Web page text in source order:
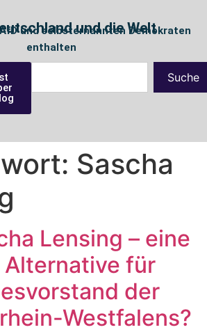
und die Welt
und selbsternannten Demokraten
enthalten
Suche
Sascha
Lensing – eine
Alternative für
der
Westfalens?